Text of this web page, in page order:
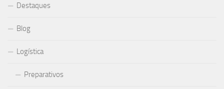
Destaques
Blog
Logística
Preparativos